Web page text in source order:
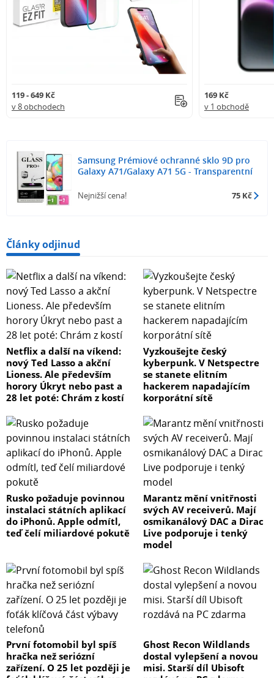
119 - 649 Kč
v 8 obchodech
169 Kč
v 1 obchodě
Samsung Prémiové ochranné sklo 9D pro
Galaxy A71/Galaxy A71 5G - Transparentní
Nejnižší cena! 75 Kč
Články odjinud
Netflix a další na víkend:
nový Ted Lasso a akční
Lioness. Ale především
horory Úkryt nebo past a
28 let poté: Chrám z kostí
Vyzkoušejte český
kyberpunk. V Netspectre
se stanete elitním
hackerem napadajícím
korporátní sítě
Rusko požaduje povinnou
instalaci státních aplikací
do iPhonů. Apple odmítl,
teď čelí miliardové pokutě
Marantz mění vnitřnosti
svých AV receiverů. Mají
osmikanálový DAC a Dirac
Live podporuje i tenký
model
První fotomobil byl spíš
hračka než seriózní
zařízení. O 25 let později je
Ghost Recon Wildlands
dostal vylepšení a novou
misi. Starší díl Ubisoft